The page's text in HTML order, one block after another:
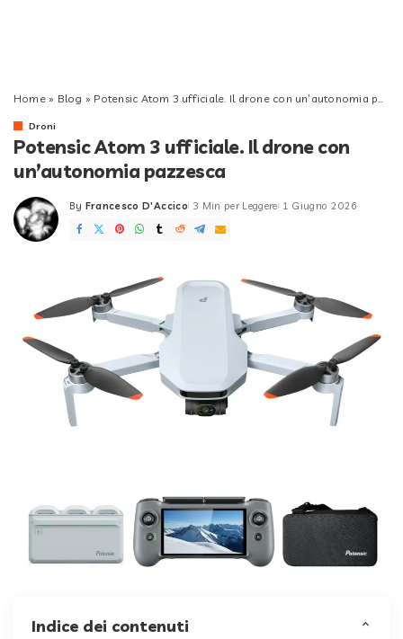
Home» Blog » Potensic Atom 3 ufficiale. Il drone con un’autonomia pazzesca
Droni
Potensic Atom 3 ufficiale. Il drone con
un’autonomia pazzesca
Posted
by
By Francesco D'Accico 3 Min per Leggere 1 Giugno 2026
Indice dei contenuti